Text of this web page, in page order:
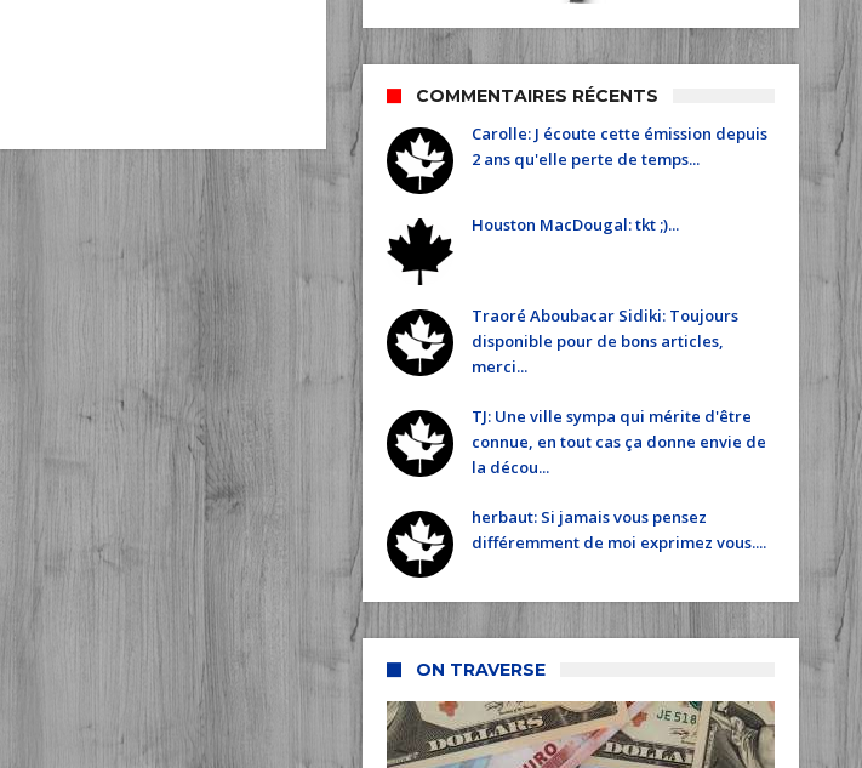
COMMENTAIRES RÉCENTS
Carolle: J écoute cette émission depuis
2 ans qu'elle perte de temps...
Houston MacDougal: tkt ;)...
Traoré Aboubacar Sidiki: Toujours
disponible pour de bons articles,
merci...
TJ: Une ville sympa qui mérite d'être
connue, en tout cas ça donne envie de
la décou...
herbaut: Si jamais vous pensez
différemment de moi exprimez vous....
ON TRAVERSE